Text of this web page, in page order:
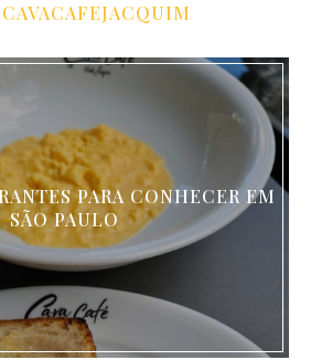
PARA CONHECER EM
SÃO PAULO